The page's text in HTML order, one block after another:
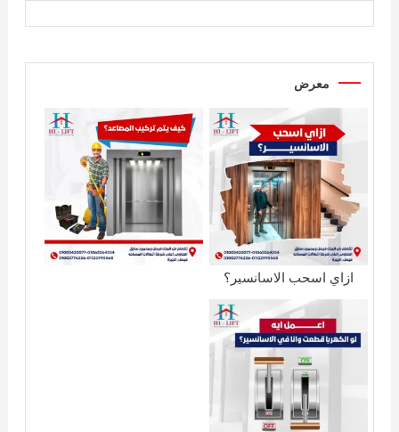
معرض
ازاي اسحب الاسانسير؟